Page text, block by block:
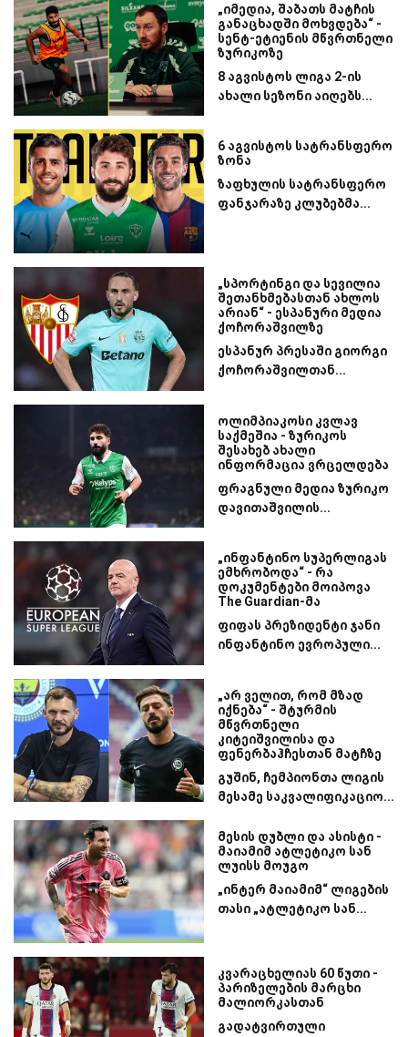
„იმედია, შაბათს მატჩის
განაცხადში მოხვდება“ -
სენტ-ეტიენის მწვრთნელი
ზურიკოზე
8 აგვისტოს ლიგა 2-ის
ახალი სეზონი აიღებს...
6 აგვისტოს სატრანსფერო
ზონა
ზაფხულის სატრანსფერო
ფანჯარაზე კლუბებმა...
„სპორტინგი და სევილია
შეთანხმებასთან ახლოს
არიან“ - ესპანური მედია
ქოჩორაშვილზე
ესპანურ პრესაში გიორგი
ქოჩორაშვილთან...
ოლიმპიაკოსი კვლავ
საქმეშია - ზურიკოს
შესახებ ახალი
ინფორმაცია ვრცელდება
ფრაგნული მედია ზურიკო
დავითაშვილის...
„ინფანტინო სუპერლიგას
ემხრობოდა“ - რა
დოკუმენტები მოიპოვა
The Guardian-მა
ფიფას პრეზიდენტი ჯანი
ინფანტინო ევროპული...
„არ ველით, რომ მზად
იქნება“ - შტურმის
მწვრთნელი
კიტეიშვილისა და
ფენერბაჰჩესთან მატჩზე
გუშინ, ჩემპიონთა ლიგის
მესამე საკვალიფიკაციო...
მესის დუბლი და ასისტი -
მაიამიმ ატლეტიკო სან
ლუისს მოუგო
„ინტერ მაიამიმ“ ლიგების
თასი „ატლეტიკო სან...
კვარაცხელიას 60 წუთი -
პარიზელების მარცხი
მალიორკასთან
გადატვირთული